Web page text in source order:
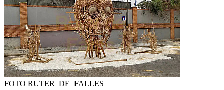
FOTO RUTER_DE_FALLES